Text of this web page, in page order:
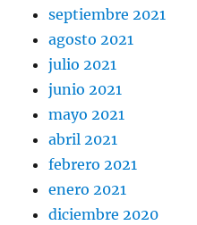
septiembre 2021
agosto 2021
julio 2021
junio 2021
mayo 2021
abril 2021
febrero 2021
enero 2021
diciembre 2020